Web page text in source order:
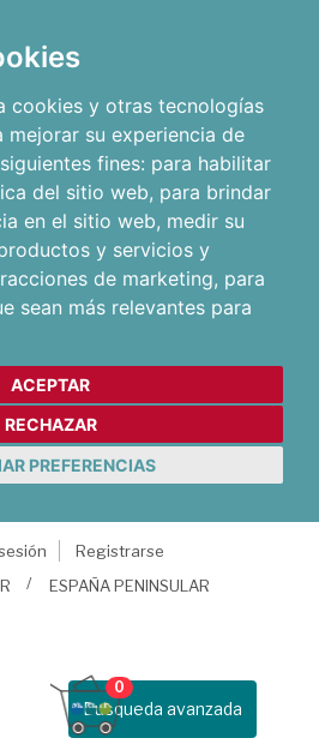
cookies y otras tecnologías
mejorar su experiencia de
fines: para habilitar
del sitio web, para brindar
en el sitio web, medir su
y servicios y
de marketing, para
sean más relevantes para
ACEPTAR
RECHAZAR
PREFERENCIAS
Registrarse
ESPAÑA PENINSULAR
Busqueda avanzada
0